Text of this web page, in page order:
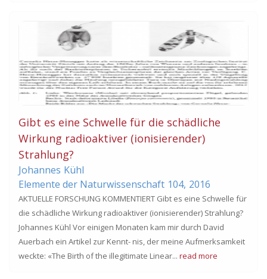
Gibt es eine Schwelle für die schädliche
Wirkung radioaktiver (ionisierender)
Strahlung?
Johannes Kühl
Elemente der Naturwissenschaft 104, 2016
AKTUELLE FORSCHUNG KOMMENTIERT Gibt es eine Schwelle für
die schädliche Wirkung radioaktiver (ionisierender) Strahlung?
Johannes Kühl Vor einigen Monaten kam mir durch David
Auerbach ein Artikel zur Kennt- nis, der meine Aufmerksamkeit
weckte: «The Birth of the illegitimate Linear... read more